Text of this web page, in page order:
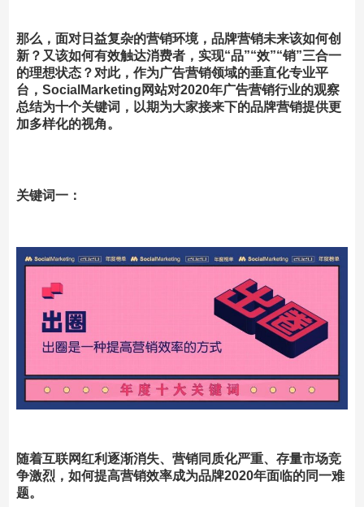
那么，面对日益复杂的营销环境，品牌营销未来该如何创
新？又该如何有效触达消费者，实现“品”“效”“销”三合一
的理想状态？对此，作为广告营销领域的垂直化专业平
台，SocialMarketing网站对2020年广告营销行业的观察
总结为十个关键词 ，以期为大家接来下的品牌营销提供更
加多样化的视角。
关键词一：
随着互联网红利逐渐消失、营销同质化严重、存量市场竞
争激烈，如何提高营销效率成为品牌2020年面临的同一难
题。